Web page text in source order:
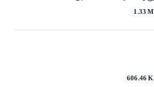
1.33 M
606.46 K